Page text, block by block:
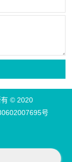
有 © 2020
号